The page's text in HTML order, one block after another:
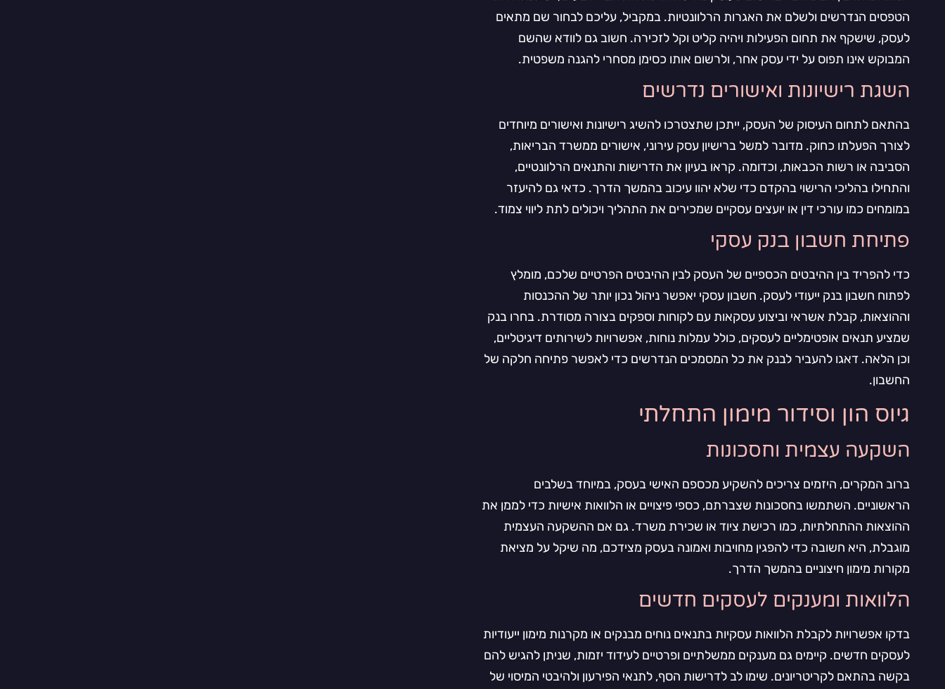
הטפסים הנדרשים ולשלם את האגרות הרלוונטיות. במקביל, עליכם לבחור שם מתאים
לעסק, שישקף את תחום הפעילות ויהיה קליט וקל לזכירה. חשוב גם לוודא שהשם
המבוקש אינו תפוס על ידי עסק אחר, ולרשום אותו כסימן מסחרי להגנה משפטית.
השגת רישיונות ואישורים נדרשים
בהתאם לתחום העיסוק של העסק, ייתכן שתצטרכו להשיג רישיונות ואישורים מיוחדים
לצורך הפעלתו כחוק. מדובר למשל ברישיון עסק עירוני, אישורים ממשרד הבריאות,
הסביבה או רשות הכבאות, וכדומה. קראו בעיון את הדרישות והתנאים הרלוונטיים,
והתחילו בהליכי הרישוי בהקדם כדי שלא יהוו עיכוב בהמשך הדרך. כדאי גם להיעזר
במומחים כמו עורכי דין או יועצים עסקיים שמכירים את התהליך ויכולים לתת ליווי צמוד.
פתיחת חשבון בנק עסקי
כדי להפריד בין ההיבטים הכספיים של העסק לבין ההיבטים הפרטיים שלכם, מומלץ
לפתוח חשבון בנק ייעודי לעסק. חשבון עסקי יאפשר ניהול נכון יותר של ההכנסות
וההוצאות, קבלת אשראי וביצוע עסקאות עם לקוחות וספקים בצורה מסודרת. בחרו בנק
שמציע תנאים אופטימליים לעסקים, כולל עמלות נוחות, אפשרויות לשירותים דיגיטליים,
וכן הלאה. דאגו להעביר לבנק את כל המסמכים הנדרשים כדי לאפשר פתיחה חלקה של
החשבון.
גיוס הון וסידור מימון התחלתי
השקעה עצמית וחסכונות
ברוב המקרים, היזמים צריכים להשקיע מכספם האישי בעסק, במיוחד בשלבים
הראשוניים. השתמשו בחסכונות שצברתם, כספי פיצויים או הלוואות אישיות כדי לממן את
ההוצאות ההתחלתיות, כמו רכישת ציוד או שכירת משרד. גם אם ההשקעה העצמית
מוגבלת, היא חשובה כדי להפגין מחויבות ואמונה בעסק מצידכם, מה שיקל על מציאת
מקורות מימון חיצוניים בהמשך הדרך.
הלוואות ומענקים לעסקים חדשים
בדקו אפשרויות לקבלת הלוואות עסקיות בתנאים נוחים מבנקים או מקרנות מימון ייעודיות
לעסקים חדשים. קיימים גם מענקים ממשלתיים ופרטיים לעידוד יזמות, שניתן להגיש להם
בקשה בהתאם לקריטריונים. שימו לב לדרישות הסף, לתנאי הפירעון ולהיבטי המיסוי של